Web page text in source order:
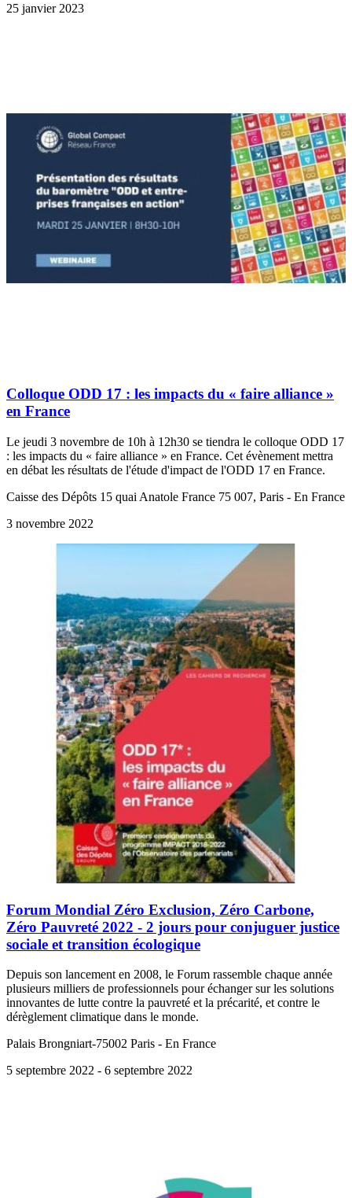
25 janvier 2023
Colloque ODD 17 : les impacts du « faire alliance »
en France
Le jeudi 3 novembre de 10h à 12h30 se tiendra le colloque ODD 17
: les impacts du « faire alliance » en France. Cet évènement mettra
en débat les résultats de l'étude d'impact de l'ODD 17 en France.
Caisse des Dépôts 15 quai Anatole France 75 007, Paris - En France
3 novembre 2022
Forum Mondial Zéro Exclusion, Zéro Carbone,
Zéro Pauvreté 2022 - 2 jours pour conjuguer justice
sociale et transition écologique
Depuis son lancement en 2008, le Forum rassemble chaque année
plusieurs milliers de professionnels pour échanger sur les solutions
innovantes de lutte contre la pauvreté et la précarité, et contre le
dérèglement climatique dans le monde.
Palais Brongniart-75002 Paris - En France
5 septembre 2022 - 6 septembre 2022